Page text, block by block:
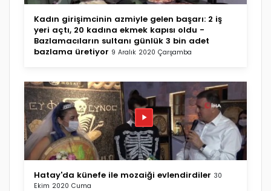
Kadın girişimcinin azmiyle gelen başarı: 2 iş
yeri açtı, 20 kadına ekmek kapısı oldu -
Bazlamacıların sultanı günlük 3 bin adet
bazlama üretiyor 9 Aralık 2020 Çarşamba
Hatay'da künefe ile mozaiği evlendirdiler 30
Ekim 2020 Cuma